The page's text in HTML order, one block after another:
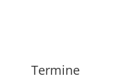
Termine